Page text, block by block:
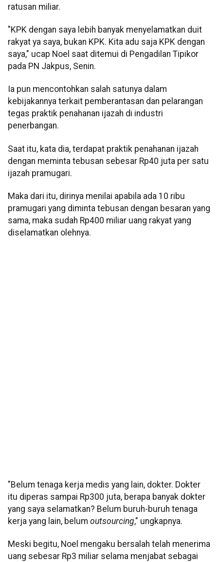
ratusan miliar.
"KPK dengan saya lebih banyak menyelamatkan duit
rakyat ya saya, bukan KPK. Kita adu saja KPK dengan
saya," ucap Noel saat ditemui di Pengadilan Tipikor
pada PN Jakpus, Senin.
Ia pun mencontohkan salah satunya dalam
kebijakannya terkait pemberantasan dan pelarangan
tegas praktik penahanan ijazah di industri
penerbangan.
Saat itu, kata dia, terdapat praktik penahanan ijazah
dengan meminta tebusan sebesar Rp40 juta per satu
ijazah pramugari.
Maka dari itu, dirinya menilai apabila ada 10 ribu
pramugari yang diminta tebusan dengan besaran yang
sama, maka sudah Rp400 miliar uang rakyat yang
diselamatkan olehnya.
"Belum tenaga kerja medis yang lain, dokter. Dokter
itu diperas sampai Rp300 juta, berapa banyak dokter
yang saya selamatkan? Belum buruh-buruh tenaga
kerja yang lain, belum outsourcing," ungkapnya.
Meski begitu, Noel mengaku bersalah telah menerima
uang sebesar Rp3 miliar selama menjabat sebagai